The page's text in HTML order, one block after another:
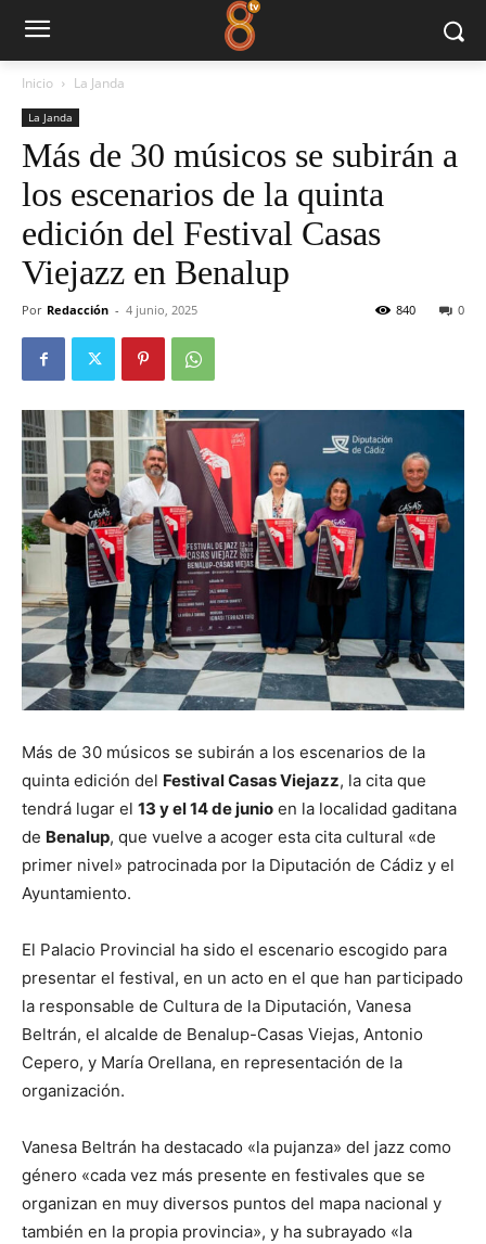
Inicio La Janda
La Janda
Más de 30 músicos se subirán a
los escenarios de la quinta
edición del Festival Casas
Viejazz en Benalup
Por Redacción - 4 junio, 2025 0
840
Más de 30 músicos se subirán a los escenarios de la
quinta edición del Festival Casas Viejazz, la cita que
tendrá lugar el 13 y el 14 de junio en la localidad gaditana
de Benalup, que vuelve a acoger esta cita cultural «de
primer nivel» patrocinada por la Diputación de Cádiz y el
Ayuntamiento.
El Palacio Provincial ha sido el escenario escogido para
presentar el festival, en un acto en el que han participado
la responsable de Cultura de la Diputación, Vanesa
Beltrán, el alcalde de Benalup-Casas Viejas, Antonio
Cepero, y María Orellana, en representación de la
organización.
Vanesa Beltrán ha destacado «la pujanza» del jazz como
género «cada vez más presente en festivales que se
organizan en muy diversos puntos del mapa nacional y
también en la propia provincia», y ha subrayado «la